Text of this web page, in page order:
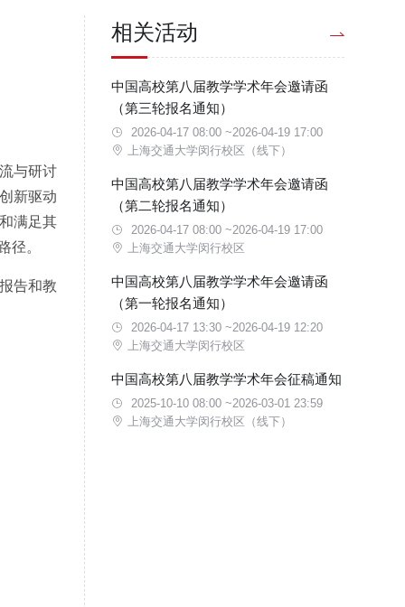
与研讨
新驱动
满足其
径。
告和教
相关活动
中国高校第八届教学学术年会邀请函
（第三轮报名通知）
2026-04-17 08:00 ~2026-04-19 17:00
上海交通大学闵行校区（线下）
中国高校第八届教学学术年会邀请函
（第二轮报名通知）
2026-04-17 08:00 ~2026-04-19 17:00
上海交通大学闵行校区
中国高校第八届教学学术年会邀请函
（第一轮报名通知）
2026-04-17 13:30 ~2026-04-19 12:20
上海交通大学闵行校区
中国高校第八届教学学术年会征稿通知
2025-10-10 08:00 ~2026-03-01 23:59
上海交通大学闵行校区（线下）